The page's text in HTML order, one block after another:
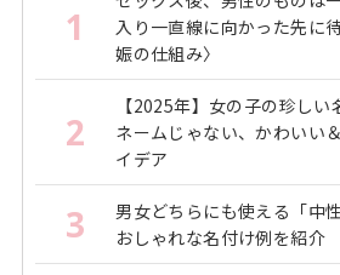
1
入り一直線に向かった先に
娠の仕組み〉
2
【2025年】女の子の珍し
ネームじゃない、かわいい
イデア
3
男女どちらにも使える「中
おしゃれな名付け例を紹介